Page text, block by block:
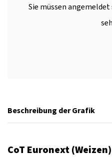
Sie müssen
Beschreibung der Grafik
CoT Euronext (Weizen)